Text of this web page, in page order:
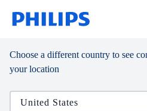
Choose a different country to see
your location